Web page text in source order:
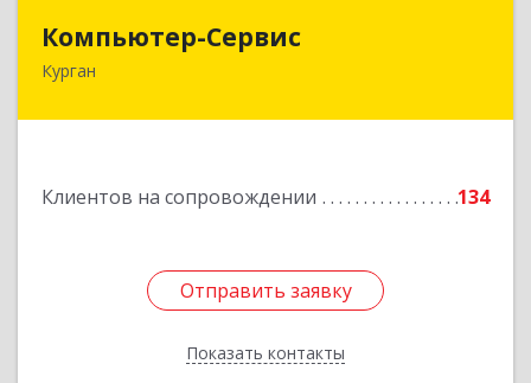
Компьютер-Сервис
Курган
Клиентов на сопровождении 134
Отправить заявку
Показать контакты
Отправить заявку
Назад